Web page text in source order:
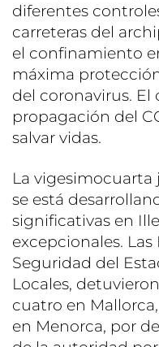
diferentes
carreteras del
el confinamiento
máxima
del coronavirus. El
propagación del
salvar vidas.
La
se está
significativas en
excepcionales.
Seguridad del
Locales,
cuatro en
en Menorca, por